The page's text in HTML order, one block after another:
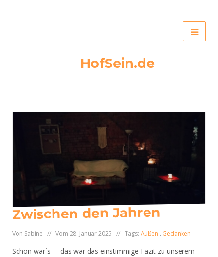
HofSein.de
Zwischen den Jahren
Von Sabine // Vom 28. Januar 2025 // Tags: Außen , Gedanken
Schön war´s – das war das einstimmige Fazit zu unserem